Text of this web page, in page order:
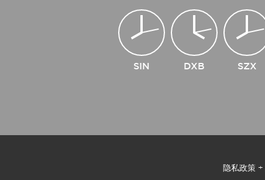
SIN DXB SZX
隐私政策 +